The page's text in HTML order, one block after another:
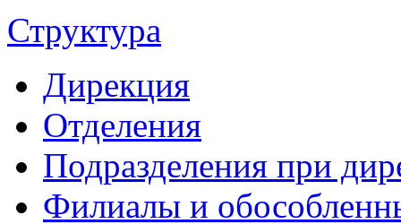
Структура
Дирекция
Отделения
Подразделения при
Филиалы и